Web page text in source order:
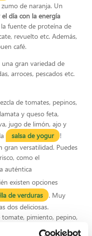
de naranja. Un
el día con la energía
fuente de proteína de
revuelto etc. Además,
café.
una gran variedad de
arroces, pescados etc.
de tomates, pepinos,
y queso feta,
jugo de limón, ajo y
salsa de yogur
!
gran versatilidad. Puedes
como el
auténtica
existen opciones
de verduras
. Muy
dos deliciosas.
tomate, pimiento, pepino,
de oliva, vinagre y